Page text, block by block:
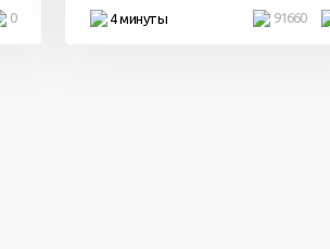
0 4 минуты 91660